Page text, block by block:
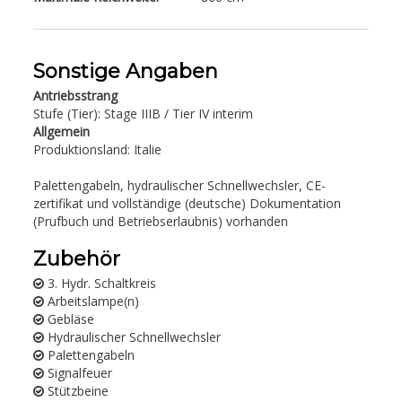
Sonstige Angaben
Antriebsstrang
Stufe (Tier): Stage IIIB / Tier IV interim
Allgemein
Produktionsland: Italie
Palettengabeln, hydraulischer Schnellwechsler, CE-
zertifikat und vollständige (deutsche) Dokumentation
(Prufbuch und Betriebserlaubnis) vorhanden
Zubehör
3. Hydr. Schaltkreis
Arbeitslampe(n)
Gebläse
Hydraulischer Schnellwechsler
Palettengabeln
Signalfeuer
Stützbeine